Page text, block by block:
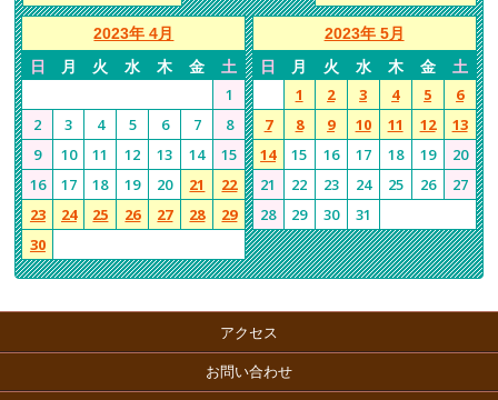
2023年 4月
日
月 火 水 木 金 土
1
2
3 4 5 6 7
8
9
10 11 12 13 14
15
16
17 18 19 20 21
22
23
24 25 26 27 28
29
30
2023年 5月
日
月 火 水 木 金 土
1 2 3 4 5
6
7
8 9 10 11 12
13
14
15 16 17 18 19
20
21
22 23 24 25 26
27
28
29 30 31
アクセス
お問い合わせ